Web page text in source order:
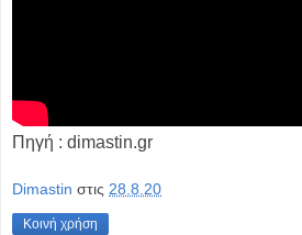
Πηγή : dimastin.gr
Dimastin στις 28.8.20
Κοινή χρήση